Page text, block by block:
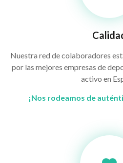
Nuestra red de colaboradores
por las mejores empresas de
activo en
¡Nos rodeamos de